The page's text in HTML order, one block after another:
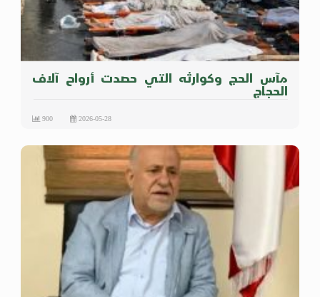
مآس الحج وكوارثه التي حصدت أرواح آلاف
الحجاج
2026-05-28
900